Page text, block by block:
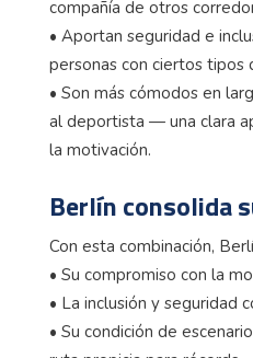
compañía de otros
• Aportan seguridad e
personas con ciertos tipos
• Son más cómodos en
al deportista — una clara
la motivación.
Berlín consolida
Con esta combinación,
• Su compromiso con la
• La inclusión y seguridad
• Su condición de